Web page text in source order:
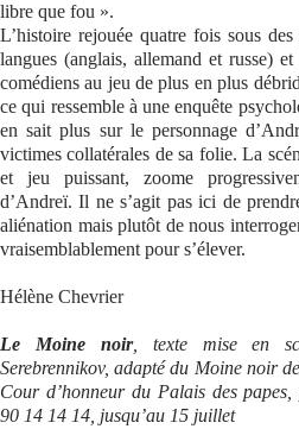
libre que fou ».
L’histoire rejouée quatre fois sous
langues (anglais, allemand et russe)
comédiens au jeu de plus en plus
ce qui ressemble à une enquête
en sait plus sur le personnage
victimes collatérales de sa folie. La
et jeu puissant, zoome
d’Andreï. Il ne s’agit pas ici de
aliénation mais plutôt de nous
vraisemblablement pour s’élever.
Hélène Chevrier
Le Moine noir, texte mise en
Serebrennikov, adapté du Moine noir
Cour d’honneur du Palais des
90 14 14 14, jusqu’au 15 juillet